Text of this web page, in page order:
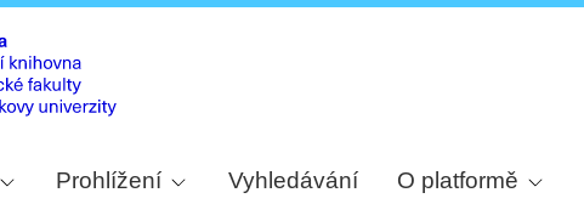
Prohlížení Vyhledávání O platformě